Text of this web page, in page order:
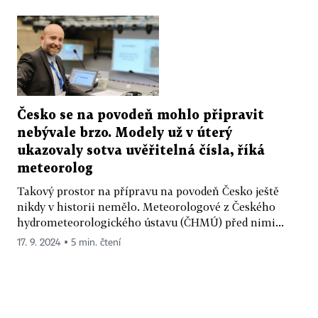
Česko se na povodeň mohlo připravit
nebývale brzo. Modely už v úterý
ukazovaly sotva uvěřitelná čísla, říká
meteorolog
Takový prostor na přípravu na povodeň Česko ještě
nikdy v historii nemělo. Meteorologové z Českého
hydrometeorologického ústavu (ČHMÚ) před nimi...
17. 9. 2024 ▪ 5 min. čtení